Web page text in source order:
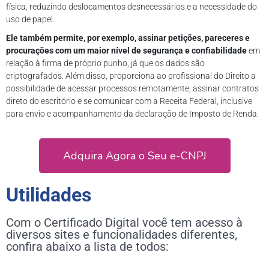
física, reduzindo deslocamentos desnecessários e a necessidade do
uso de papel.
Ele também permite, por exemplo, assinar petições, pareceres e
procurações com um maior nível de segurança e confiabilidadeem
relação à firma de próprio punho, já que os dados são
criptografados. Além disso, proporciona ao profissional do Direito a
possibilidade de acessar processos remotamente, assinar contratos
direto do escritório e se comunicar com a Receita Federal, inclusive
para envio e acompanhamento da declaração de Imposto de Renda.
Adquira Agora o Seu e-CNPJ
Utilidades
Com o Certificado Digital você tem acesso à
diversos sites e funcionalidades diferentes,
confira abaixo a lista de todos: